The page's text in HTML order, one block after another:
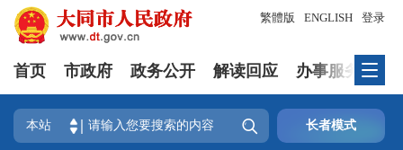
登录
繁體版 ENGLISH
首页 市政府 政务公开 解读回应 办事服务
本站  长者模式